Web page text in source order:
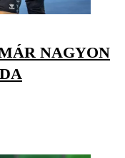
NAGYON